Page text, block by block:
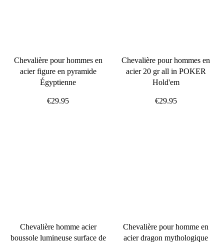
Chevalière pour hommes en
acier figure en pyramide
Égyptienne
€29.95
Chevalière pour hommes en
acier 20 gr all in POKER
Hold'em
€29.95
Chevalière homme acier
boussole lumineuse surface de
Chevalière pour homme en
acier dragon mythologique